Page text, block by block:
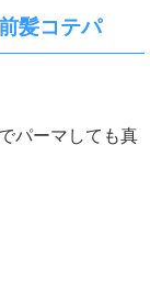
髪コテパ
パーマしても真